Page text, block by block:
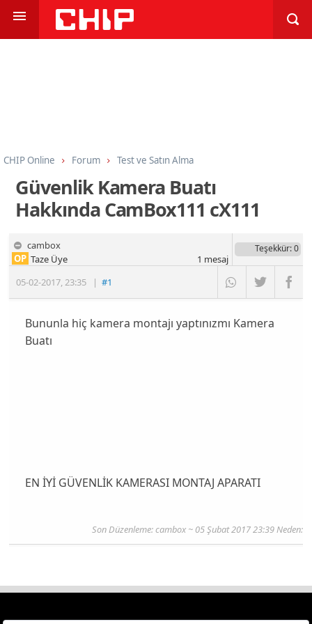
CHIP Online Forum
Test ve Satın Alma
Ev Sineması ve Ses Sistemleri
Güvenlik Kamera Buatı
Hakkında CamBox111 cX111
cambox
05-02-2017,23:35 |#1
OP Taze Üye
Teşekkür: 0
1 mesaj
Bununla hiç kamera montajı yaptınızmı Kamera
Buatı
EN İYİ GÜVENLİK KAMERASI MONTAJ APARATI
Son Düzenleme:cambox~ 05 Şubat 2017 23:39 Neden: